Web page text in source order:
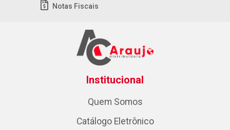
Notas Fiscais
Institucional
Quem Somos
Catálogo Eletrônico